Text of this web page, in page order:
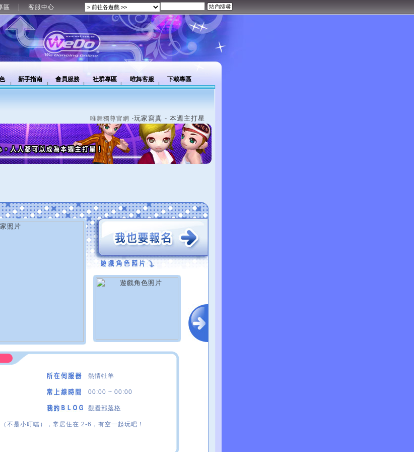
區 客服中心
新手指南 會員服務 社群專區 唯舞客服 下載專區
唯舞獨尊官網 ‧玩家寫真 - 本週主打星
熱情牡羊
00:00 ~ 00:00
觀看部落格
不是小叮噹），常居住在 2-6，有空一起玩吧！